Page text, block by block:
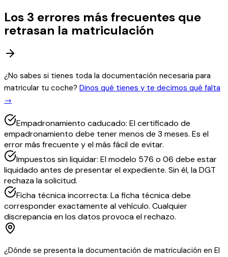
Los 3 errores más frecuentes que
retrasan la matriculación
¿No sabes si tienes toda la documentación necesaria para
matricular tu coche? Dinos qué tienes y te decimos qué falta
→
Empadronamiento caducado: El certificado de
empadronamiento debe tener menos de 3 meses. Es el
error más frecuente y el más fácil de evitar.
Impuestos sin liquidar: El modelo 576 o 06 debe estar
liquidado antes de presentar el expediente. Sin él, la DGT
rechaza la solicitud.
Ficha técnica incorrecta: La ficha técnica debe
corresponder exactamente al vehículo. Cualquier
discrepancia en los datos provoca el rechazo.
¿Dónde se presenta la documentación de matriculación en El